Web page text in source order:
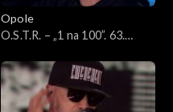
Opole
O.S.T.R. – „1 na 100”. 63.
Jedno podwórko 2”